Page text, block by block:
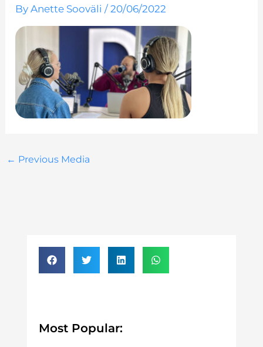
ByAnette Sooväli/20/06/2022
← Previous Media
Most Popular: